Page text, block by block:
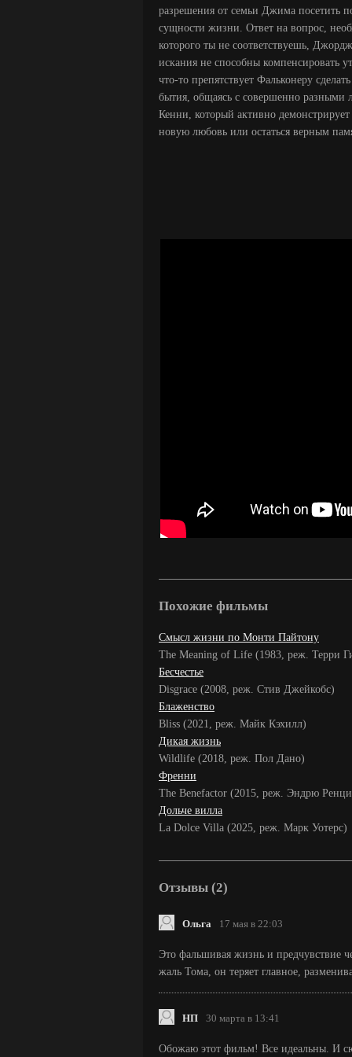
разрешения от семьи Джима посетить
сущности жизни. Ответ на вопрос,
которого ты не соответствуешь,
искания не способны компенсировать
что-то препятствует Фальконеру
бытия, общаясь с совершенно разными
Кенни, который активно
новую любовь или остаться верным
Похожие фильмы
Смысл жизни по Монти Пайтону
The Meaning of Life (1983, реж. Терри
Бесчестье
Disgrace (2008, реж. Стив Джейкобс)
Блаженство
Bliss (2021, реж. Майк Кэхилл)
Дикая жизнь
Wildlife (2018, реж. Пол Дано)
Френни
The Benefactor (2015, реж. Эндрю
Дольче вилла
La Dolce Villa (2025, реж. Марк Уотерс)
Отзывы (2)
Ольга 17 мая в 22:03
Это фальшивая жизнь и предчувствие
жаль Тома, он теряет главное,
НП 30 марта в 13:41
Обожаю этот фильм! Все идеальны. И